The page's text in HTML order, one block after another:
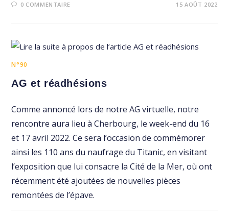
0 COMMENTAIRE 15 AOÛT 2022
N°90
AG et réadhésions
Comme annoncé lors de notre AG virtuelle, notre
rencontre aura lieu à Cherbourg, le week-end du 16
et 17 avril 2022. Ce sera l’occasion de commémorer
ainsi les 110 ans du naufrage du Titanic, en visitant
l’exposition que lui consacre la Cité de la Mer, où ont
récemment été ajoutées de nouvelles pièces
remontées de l’épave.